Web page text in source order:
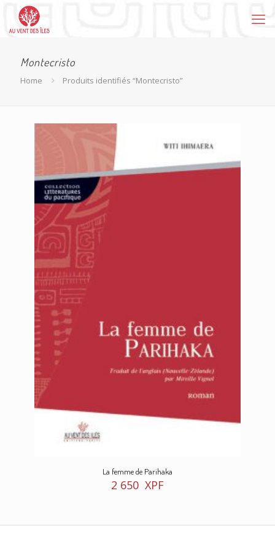
Montecristo
Home Produits identifiés “Montecristo”
La femme de Parihaka
2 650 XPF